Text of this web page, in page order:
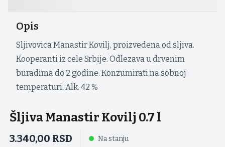
Opis
Sljivovica Manastir Kovilj, proizvedena od sljiva.
Kooperanti iz cele Srbije. Odlezava u drvenim
buradima do 2 godine. Konzumirati na sobnoj
temperaturi. Alk. 42 %
Šljiva Manastir Kovilj 0.7 l
3.340,00 RSD Na stanju